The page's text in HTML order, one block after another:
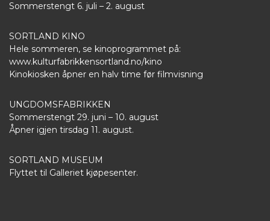
Sommerstengt 6. juli – 2. august
SORTLAND KINO
Hele sommeren, se kinoprogrammet på:
www.kulturfabrikkensortland.no/kino
Kinokiosken åpner en halv time før filmvisning
UNGDOMSFABRIKKEN
Sommerstengt 29. juni – 10. august
Åpner igjen tirsdag 11. august.
SORTLAND MUSEUM
Flyttet til Galleriet kjøpesenter.